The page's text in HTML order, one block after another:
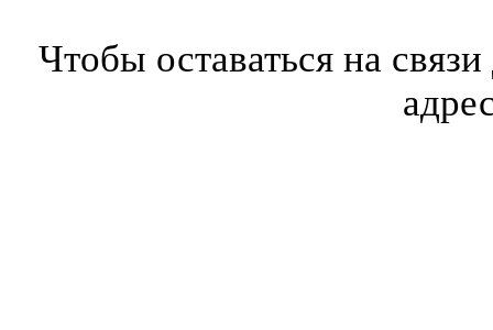
Чтобы оставаться на